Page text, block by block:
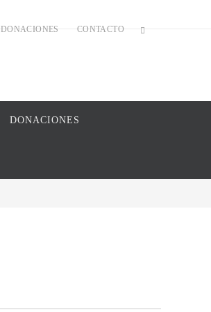
DONACIONES CONTACTO
DONACIONES